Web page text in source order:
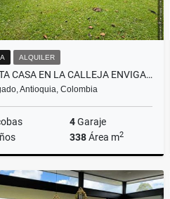
ALQUILER
RENTA CASA EN LA CALLEJA ENVIGADO
Antioquia, Colombia
4Garaje
338Área m2
Alquiler
$21.500.000